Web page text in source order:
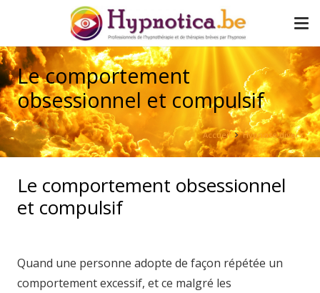
Le comportement
obsessionnel et compulsif
Accueil Hypnose divers
Le comportement obsessionnel
et compulsif
Quand une personne adopte de façon répétée un
comportement excessif, et ce malgré les